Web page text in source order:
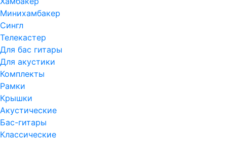
Минихамбакер
Сингл
Телекастер
Для бас гитары
Для акустики
Комплекты
Рамки
Крышки
Акустические
Бас-гитары
Классические